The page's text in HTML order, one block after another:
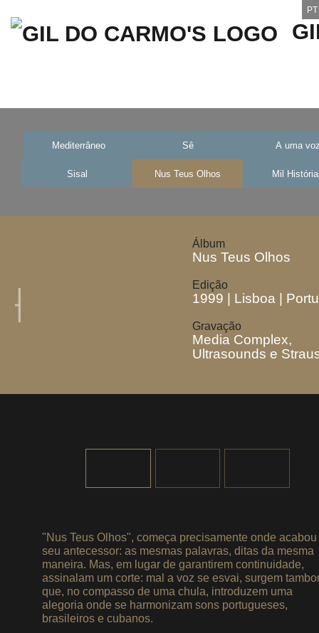
PT
Mediterrâneo Sê A uma
Sisal Nus Teus Olhos Mil
Álbum
Nus Teus Olhos
Edição
1999 | Lisboa |
Gravação
Media Complex,
Ultrasounds e
"Nus Teus Olhos", começa precisamente onde acabou
seu antecessor: as mesmas palavras, ditas da mesma
maneira. Mas, em lugar de garantirem continuidade,
assinalam um corte: mal a voz se esvai, surgem
que, no compasso de uma chula, introduzem uma
alegoria onde se harmonizam sons portugueses,
brasileiros e cubanos.